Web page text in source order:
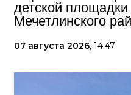
детской
Мечетлинского
07 августа 2026, 14:47